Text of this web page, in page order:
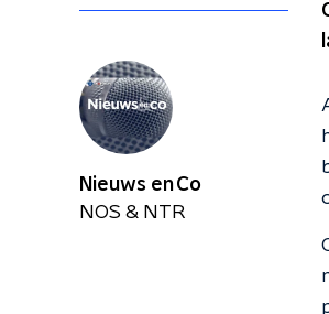
Nieuws en Co
NOS & NTR